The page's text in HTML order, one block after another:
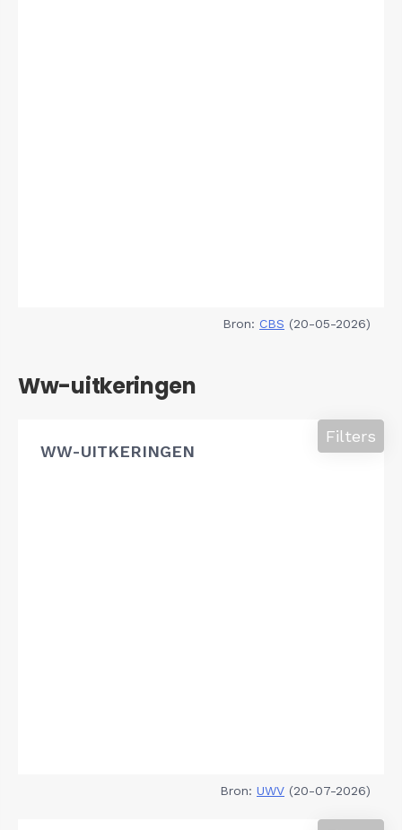
Bron: CBS (20-05-2026)
Ww-uitkeringen
WW-UITKERINGEN
Filters
Bron: UWV (20-07-2026)